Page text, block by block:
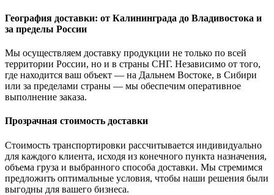
География доставки: от Калининграда до Владивостока и
за пределы России
Мы осуществляем доставку продукции не только по всей
территории России, но и в страны СНГ. Независимо от того,
где находится ваш объект — на Дальнем Востоке, в Сибири
или за пределами страны — мы обеспечим оперативное
выполнение заказа.
Прозрачная стоимость доставки
Стоимость транспортировки рассчитывается индивидуально
для каждого клиента, исходя из конечного пункта назначения,
объема груза и выбранного способа доставки. Мы стремимся
предложить оптимальные условия, чтобы наши решения были
выгодны для вашего бизнеса.